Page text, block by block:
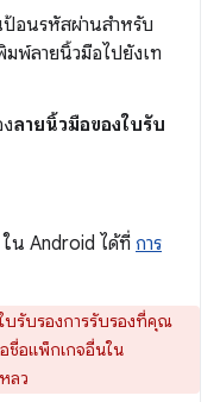
อนรหัสผ่านสำหรับ
พ์ลายนิ้วมือไปยังเท
ลายนิ้วมือของใบรับ
น Android ได้ที่ การ
รับรองการรับรองที่คุณ
ชื่อแพ็กเกจอื่นใน
ลว